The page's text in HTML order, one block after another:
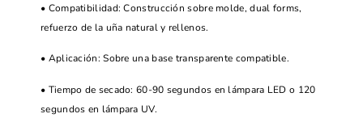
• Compatibilidad: Construcción sobre molde, dual forms,
refuerzo de la uña natural y rellenos.
• Aplicación: Sobre una base transparente compatible.
• Tiempo de secado: 60-90 segundos en lámpara LED o 120
segundos en lámpara UV.